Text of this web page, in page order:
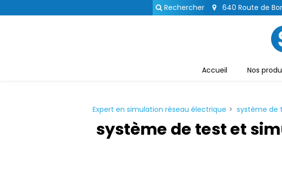
Rechercher 640 Route de
Accueil Nos
Expert en simulation réseau électrique système de
système de test et